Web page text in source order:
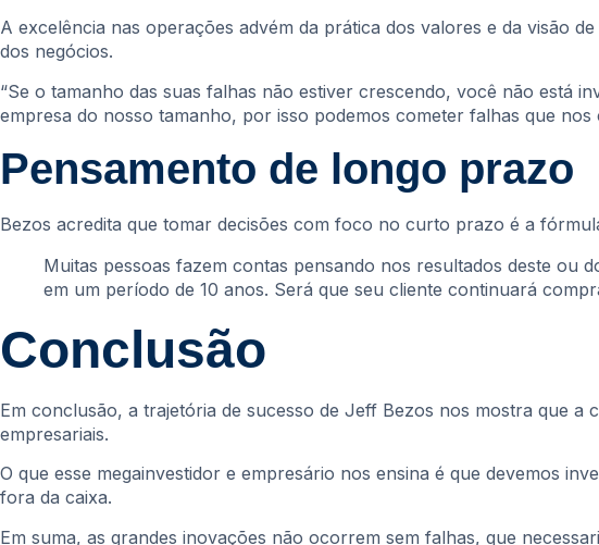
A excelência nas operações advém da prática dos valores e da visão
dos negócios.
“Se o tamanho das suas falhas não estiver crescendo, você não está
empresa do nosso tamanho, por isso podemos cometer falhas que nos
Pensamento de longo prazo
Bezos acredita que tomar decisões com foco no curto prazo é a
Muitas pessoas fazem contas pensando nos resultados deste ou
em um período de 10 anos. Será que seu cliente continuará
Conclusão
Em conclusão, a trajetória de sucesso de Jeff Bezos nos mostra que
empresariais.
O que esse megainvestidor e empresário nos ensina é que devemos
fora da caixa.
Em suma, as grandes inovações não ocorrem sem falhas, que